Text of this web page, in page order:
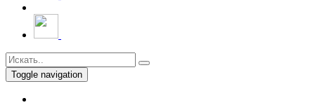
Toggle navigation